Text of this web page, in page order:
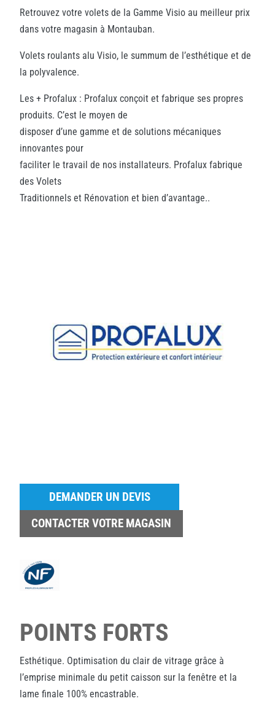
Retrouvez votre volets de la Gamme Visio au meilleur prix
dans votre magasin à Montauban.
Volets roulants alu Visio, le summum de l’esthétique et de
la polyvalence.
Les + Profalux : Profalux conçoit et fabrique ses propres
produits. C’est le moyen de
disposer d’une gamme et de solutions mécaniques
innovantes pour
faciliter le travail de nos installateurs. Profalux fabrique
des Volets
Traditionnels et Rénovation et bien d’avantage..
DEMANDER UN DEVIS
CONTACTER VOTRE MAGASIN
POINTS FORTS
Esthétique. Optimisation du clair de vitrage grâce à
l’emprise minimale du petit caisson sur la fenêtre et la
lame finale 100% encastrable.